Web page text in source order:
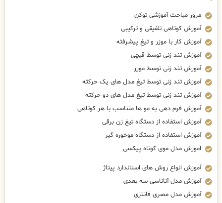
مرور مباحث آموزشی توکن
آموزش کوتاهی تلفیقی و ترکیبی
آموزش کار با موزر و تیغ پیشرفته
آموزش تند زنی توسط قیچی
آموزش تند زنی توسط موزر
آموزش تند زنی توسط تیغ مدل های یک حرکته
آموزش تند زنی توسط تیغ مدل های دو حرکته
آموزش فرم دهی به مو ها متناسب با هر کوتاهی
آموزش استفاده از دستگاه تیغ زن برقی
آموزش استفاده از دستگاه موخوره گیر
اموزش مدل موی کوتاه پیکسی
آموزش انواع روش های استاندارد پیتاژ
آموزش مدل آناناسی سه بعدی
آموزش مدل مصری فانتزی